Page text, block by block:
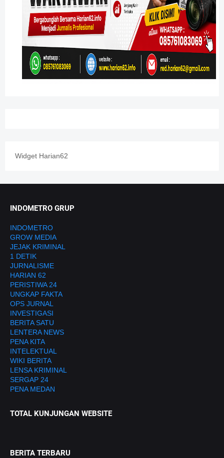
Widget Harian62
INDOMETRO GRUP
INDOMETRO
GROW MEDIA
JEJAK KRIMINAL
1 DETIK
JURNALISME
HARIAN 62
PERISTIWA 24
UNGKAP FAKTA
OPS JURNAL
INVESTIGASI
BERITA SATU
LENTERA NEWS
PENA KITA
INTELEKTUAL
WIKI BERITA
LENSA KRIMINAL
SERGAP 24
PENA MEDAN
TOTAL KUNJUNGAN WEBSITE
BERITA TERBARU